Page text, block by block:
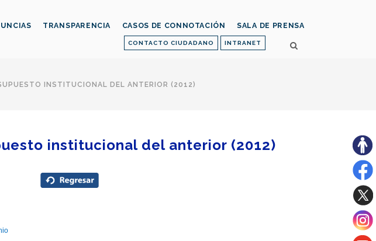
CONTACTO CIUDADANO INTRANET
TRANSPARENCIA CASOS DE CONNOTACIÓN SALA DE PRENSA
INSTITUCIONAL DEL ANTERIOR (2012)
institucional del anterior (2012)